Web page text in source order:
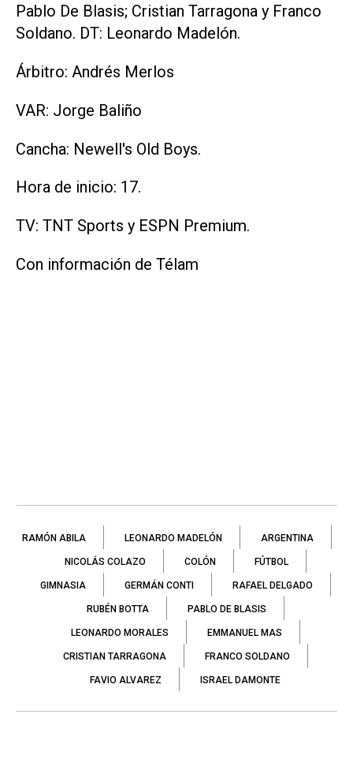
Pablo De Blasis; Cristian Tarragona y Franco
Soldano. DT: Leonardo Madelón.
Árbitro: Andrés Merlos
VAR: Jorge Baliño
Cancha: Newell's Old Boys.
Hora de inicio: 17.
TV: TNT Sports y ESPN Premium.
Con información de Télam
RAMÓN ABILA LEONARDO MADELÓN ARGENTINA
NICOLÁS COLAZO COLÓN FÚTBOL
GIMNASIA GERMÁN CONTI RAFAEL DELGADO
RUBÉN BOTTA PABLO DE BLASIS
LEONARDO MORALES EMMANUEL MAS
CRISTIAN TARRAGONA FRANCO SOLDANO
FAVIO ALVAREZ ISRAEL DAMONTE